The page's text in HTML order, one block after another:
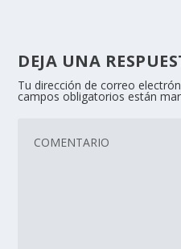
DEJA UNA
Tu dirección de correo
campos obligatorios están